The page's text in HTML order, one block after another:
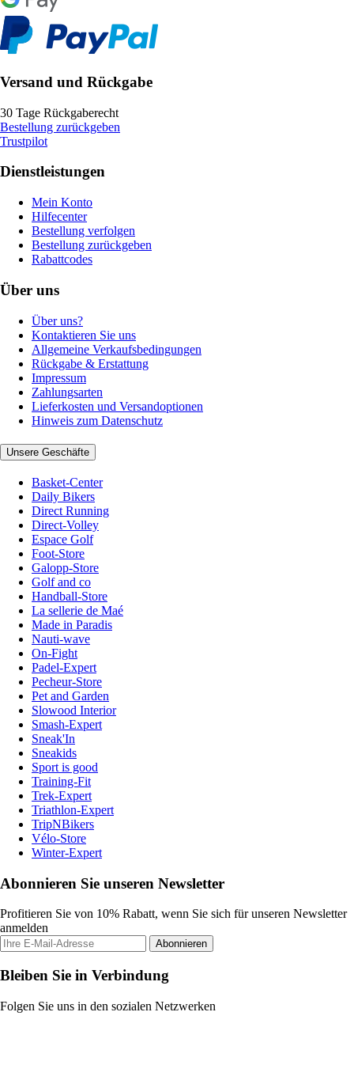
Versand und Rückgabe
30 Tage Rückgaberecht
Bestellung zurückgeben
Trustpilot
Dienstleistungen
Mein Konto
Hilfecenter
Bestellung verfolgen
Bestellung zurückgeben
Rabattcodes
Über uns
Über uns?
Kontaktieren Sie uns
Allgemeine Verkaufsbedingungen
Rückgabe & Erstattung
Impressum
Zahlungsarten
Lieferkosten und Versandoptionen
Hinweis zum Datenschutz
Unsere Geschäfte
Basket-Center
Daily Bikers
Direct Running
Direct-Volley
Espace Golf
Foot-Store
Galopp-Store
Golf and co
Handball-Store
La sellerie de Maé
Made in Paradis
Nauti-wave
On-Fight
Padel-Expert
Pecheur-Store
Pet and Garden
Slowood Interior
Smash-Expert
Sneak'In
Sneakids
Sport is good
Training-Fit
Trek-Expert
Triathlon-Expert
TripNBikers
Vélo-Store
Winter-Expert
Abonnieren Sie unseren Newsletter
Profitieren Sie von 10% Rabatt, wenn Sie sich für unseren Newsletter
anmelden
Abonnieren
Bleiben Sie in Verbindung
Folgen Sie uns in den sozialen Netzwerken